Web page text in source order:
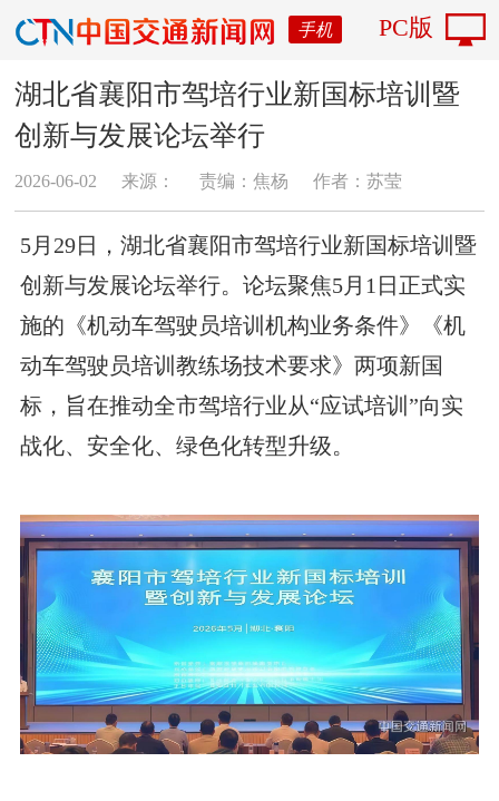
手机 PC版
湖北省襄阳市驾培行业新国标培训暨
创新与发展论坛举行
2026-06-02 来源： 责编：焦杨 作者：苏莹
5月29日，湖北省襄阳市驾培行业新国标培训暨
创新与发展论坛举行。论坛聚焦5月1日正式实
施的《机动车驾驶员培训机构业务条件》《机
动车驾驶员培训教练场技术要求》两项新国
标，旨在推动全市驾培行业从“应试培训”向实
战化、安全化、绿色化转型升级。